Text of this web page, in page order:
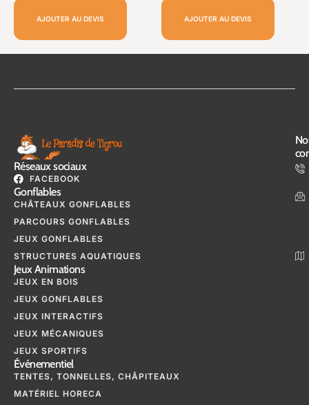
AJOUTER AU DEVIS AJOUTER AU DEVIS
Réseaux sociaux
FACEBOOK
Gonflables
CHÂTEAUX GONFLABLES
PARCOURS GONFLABLES
JEUX GONFLABLES
STRUCTURES AQUATIQUES
Jeux Animations
JEUX EN BOIS
JEUX GONFLABLES
JEUX INTERACTIFS
JEUX MÉCANIQUES
JEUX SPORTIFS
Événementiel
TENTES, TONNELLES, CHÂPITEAUX
MATÉRIEL HORECA